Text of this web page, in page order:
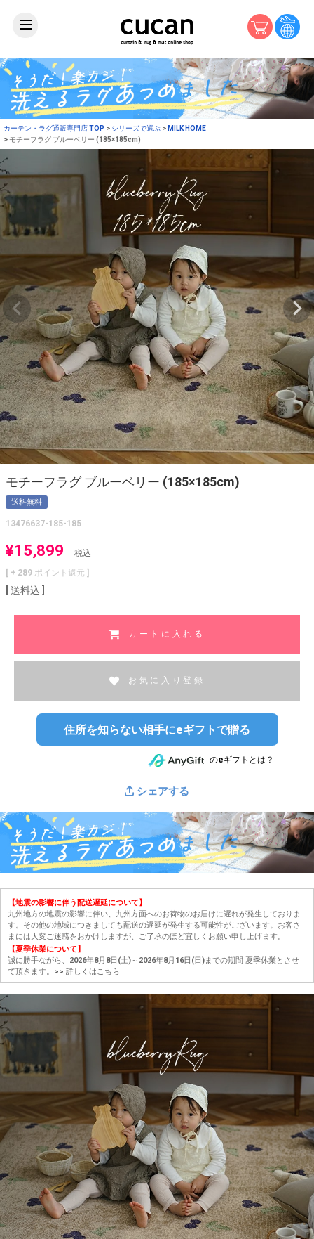
カーテン・ラグ通販専門店 TOP シリーズで選ぶ
MILK HOME
モチーフラグ ブルーベリー (185×185cm)
モチーフラグ ブルーベリー (185×185cm)
送料無料
13476637-185-185
¥15,899
税込
[ + 289 ポイント還元 ]
送料込
カートに入れる
お気に入り登録
住所を知らない相手にeギフトで贈る
のeギフトとは？
シェアする
【地震の影響に伴う配送遅延について】
九州地方の地震の影響に伴い、九州方面へのお荷物のお届けに遅れが発生しておりま
す。その他の地域につきましても配送の遅延が発生する可能性がございます。お客さ
まには大変ご迷惑をおかけしますが、ご了承のほど宜しくお願い申し上げます。
【夏季休業について】
誠に勝手ながら、2026年8月8日(土)～2026年8月16日(日)までの期間 夏季休業とさせ
て頂きます。 >> 詳しくはこちら